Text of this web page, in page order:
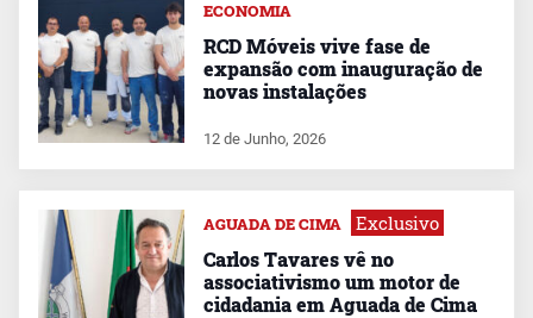
ECONOMIA
RCD Móveis vive fase de
expansão com inauguração de
novas instalações
12 de Junho, 2026
AGUADA DE CIMA Exclusivo
Carlos Tavares vê no
associativismo um motor de
cidadania em Aguada de Cima